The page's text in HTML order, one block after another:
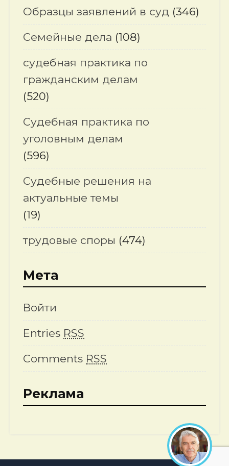
Образцы заявлений в суд (346)
Семейные дела (108)
судебная практика по
гражданским делам
(520)
Судебная практика по
уголовным делам
(596)
Судебные решения на
актуальные темы
(19)
трудовые споры (474)
Мета
Войти
Entries RSS
Comments RSS
Реклама